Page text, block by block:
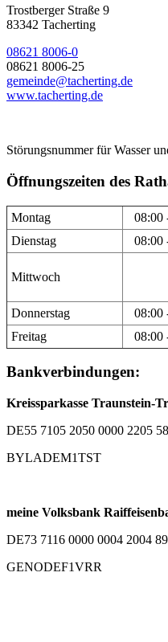
Trostberger Straße 9
83342 Tacherting
08621 8006-0
08621 8006-25
gemeinde@tacherting.de
www.tacherting.de
Störungsnummer für Wasser
Öffnungszeiten des
Montag 08:00
Dienstag
08:00
Mittwoch
Donnerstag 08:00
Freitag
08:00
Bankverbindungen:
Kreissparkasse Traunstein-
DE55 7105 2050 0000 2205 58
BYLADEM1TST
meine Volksbank
DE73 7116 0000 0004 2004 89
GENODEF1VRR